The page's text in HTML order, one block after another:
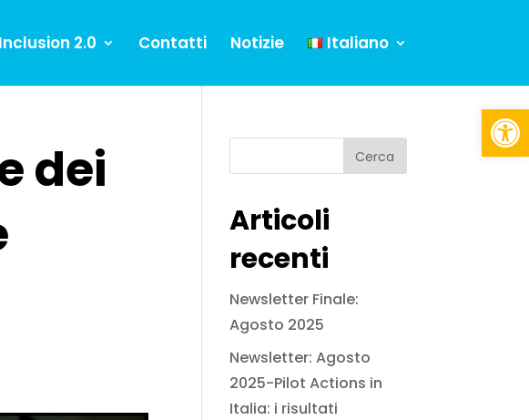
2.0 Contatti Notizie Italiano
dei
Articoli
recenti
Newsletter Finale:
Agosto 2025
Newsletter: Agosto
2025-Pilot Actions in
Italia: i risultati